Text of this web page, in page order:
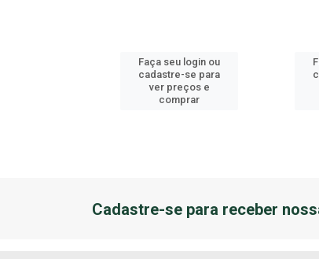
Faça seu login ou
cadastre-se para
ver preços e
comprar
Cadastre-se para receber